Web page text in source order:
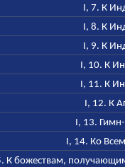
I, 7. К
I, 8. К
I, 9. К
I, 10. К
I, 11. К
I, 12. К
I, 13.
I, 14. Ко
К божествам,